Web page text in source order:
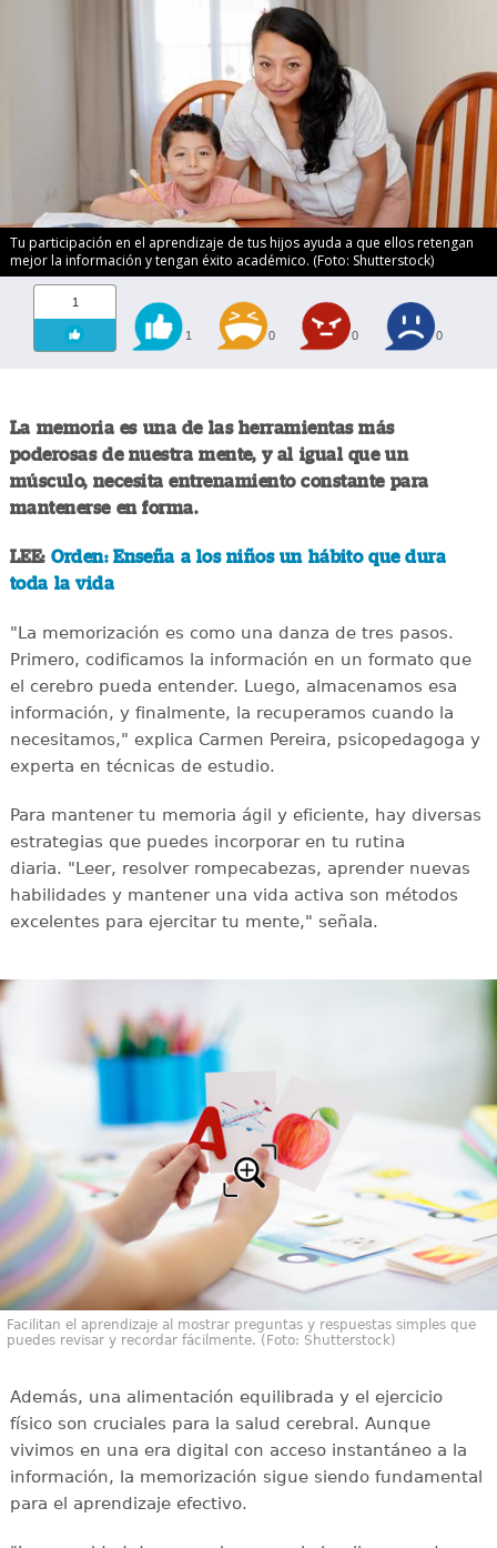
Tu participación en el aprendizaje de tus hijos ayuda a que ellos retengan
mejor la información y tengan éxito académico. (Foto: Shutterstock)
1
1 0 0 0
La memoria es una de las herramientas más
poderosas de nuestra mente, y al igual que un
músculo, necesita entrenamiento constante para
mantenerse en forma.
LEE: Orden: Enseña a los niños un hábito que dura
toda la vida
"La memorización es como una danza de tres pasos.
Primero, codificamos la información en un formato que
el cerebro pueda entender. Luego, almacenamos esa
información, y finalmente, la recuperamos cuando la
necesitamos," explica Carmen Pereira, psicopedagoga y
experta en técnicas de estudio.
Para mantener tu memoria ágil y eficiente, hay diversas
estrategias que puedes incorporar en tu rutina
diaria. "Leer, resolver rompecabezas, aprender nuevas
habilidades y mantener una vida activa son métodos
excelentes para ejercitar tu mente," señala.
Facilitan el aprendizaje al mostrar preguntas y respuestas simples que
puedes revisar y recordar fácilmente. (Foto: Shutterstock)
Además, una alimentación equilibrada y el ejercicio
físico son cruciales para la salud cerebral. Aunque
vivimos en una era digital con acceso instantáneo a la
información, la memorización sigue siendo fundamental
para el aprendizaje efectivo.